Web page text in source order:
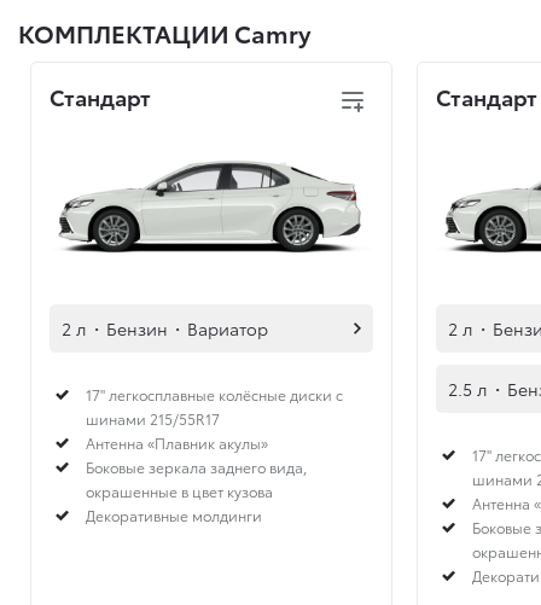
КОМПЛЕКТАЦИИ Camry
Стандарт
2 л · Бензин · Вариатор
17" легкосплавные колёсные диски с
шинами 215/55R17
Антенна «Плавник акулы»
Боковые зеркала заднего вида,
окрашенные в цвет кузова
Декоративные молдинги
2 л ·
2.5 л ·
17"
шинами
Антенна
Боковые